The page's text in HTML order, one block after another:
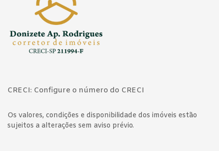
CRECI: Configure o número do CRECI
Os valores, condições e disponibilidade dos imóveis estão
sujeitos a alterações sem aviso prévio.